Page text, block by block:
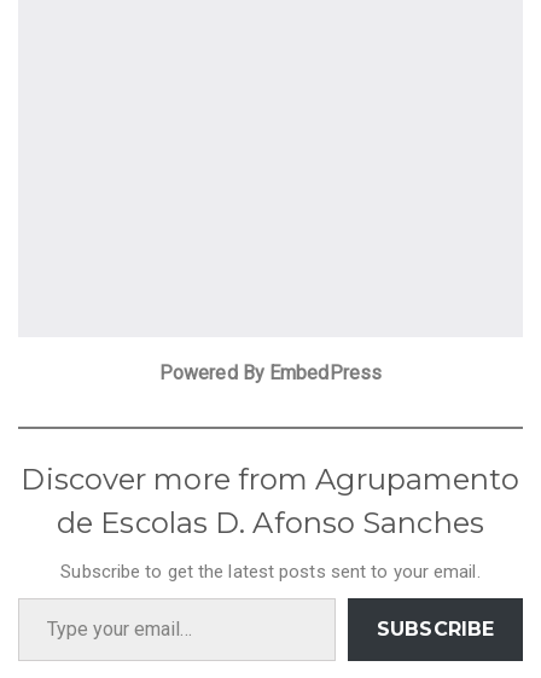
Powered By EmbedPress
Discover more from Agrupamento
de Escolas D. Afonso Sanches
Subscribe to get the latest posts sent to your email.
Type your email…
SUBSCRIBE